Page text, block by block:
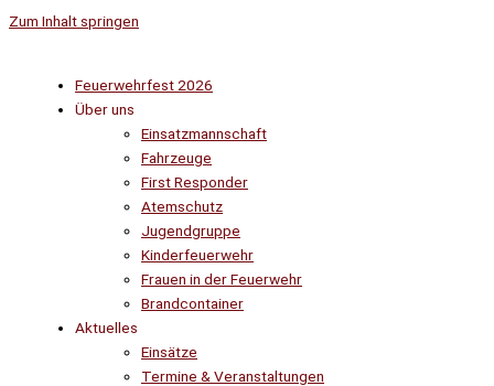
Zum Inhalt springen
Feuerwehrfest 2026
Über uns
Einsatzmannschaft
Fahrzeuge
First Responder
Atemschutz
Jugendgruppe
Kinderfeuerwehr
Frauen in der Feuerwehr
Brandcontainer
Aktuelles
Einsätze
Termine & Veranstaltungen